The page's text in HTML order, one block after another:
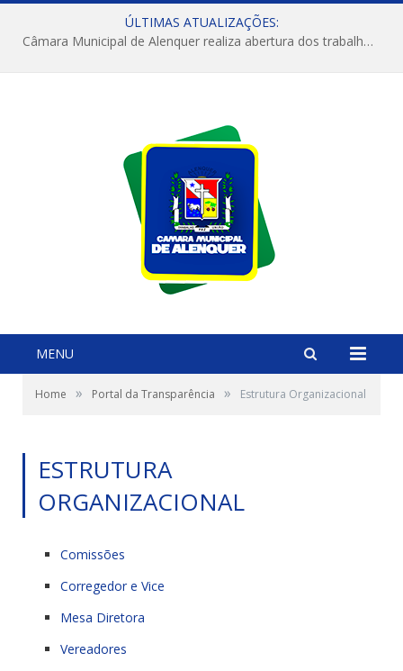
ÚLTIMAS ATUALIZAÇÕES:
Câmara Municipal de Alenquer realiza abertura dos trabalhos do 4º Período Legislativo
MENU
Home » Portal da Transparência » Estrutura Organizacional
ESTRUTURA
ORGANIZACIONAL
Comissões
Corregedor e Vice
Mesa Diretora
Vereadores